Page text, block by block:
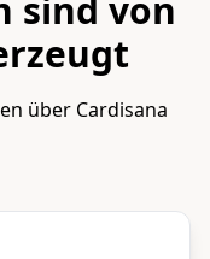
sind von
über Cardisana